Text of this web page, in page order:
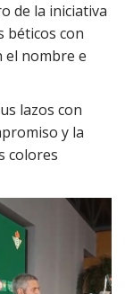
de la iniciativa
béticos con
el nombre e
lazos con
y la
colores